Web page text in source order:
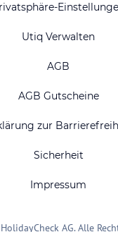
Utiq Verwalten
AGB
AGB Gutscheine
zur
Sicherheit
Impressum
AG. Alle